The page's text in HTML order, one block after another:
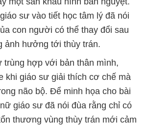
sư vào tiết học tâm lý đã nói
con người có thể thay đổi sau
ảnh hưởng tới thùy trán.
trùng hợp với bản thân mình,
khi giáo sư giải thích cơ chế mà
não bộ. Để minh họa cho bài
giáo sư đã nói đùa rằng chỉ có
thương vùng thùy trán mới cảm